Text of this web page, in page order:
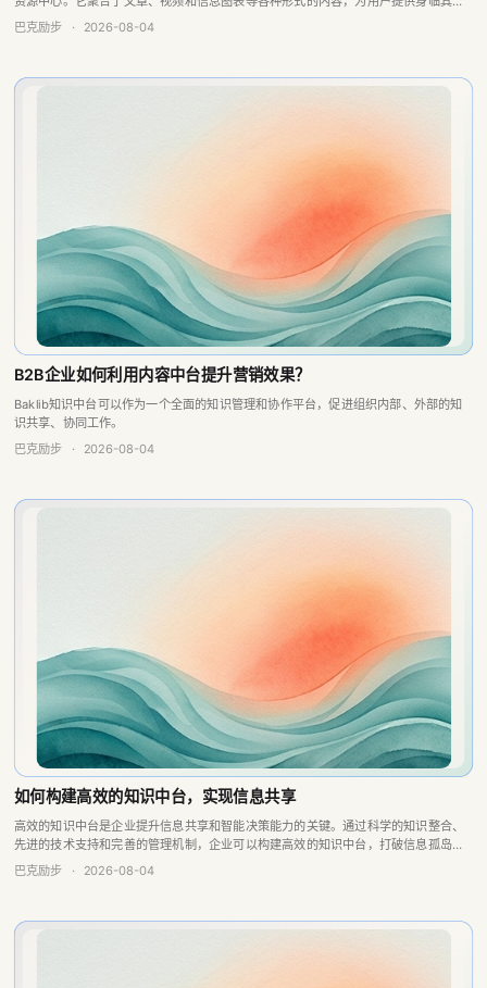
B2B企业如何利用内容中台提升营销效果？
Baklib知识中台可以作为一个全面的知识管理和协作平台，促进组织内部、外部的知
识共享、协同工作。
巴克励步
· 2026-08-04
如何构建高效的知识中台，实现信息共享
高效的知识中台是企业提升信息共享和智能决策能力的关键。通过科学的知识整合、
先进的技术支持和完善的管理机制，企业可以构建高效的知识中台，打破信息孤岛，
增强企业竞争力。
巴克励步 · 2026-08-04